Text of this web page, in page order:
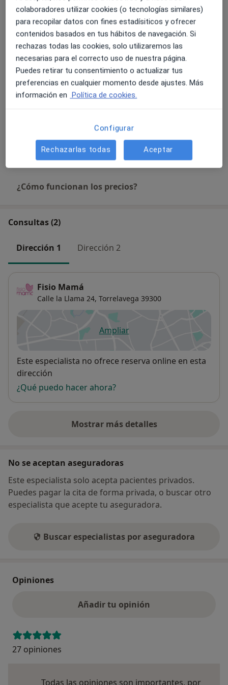
60 € Detalles
Primera visita suelo pélvico y abdomen el postparto
60 € Detalles
40 € Detalles
+ 45 servicios
¿Cómo funcionan los precios?
Consultas (2)
Dirección 1 Dirección 2
Fisio Mamá
Calle la Llama 24, Torrelavega 39300
Ampliarse abre en una nueva
Disponibilidad
Este especialista no ofrece reserva online en esta
dirección
¿Qué puedo hacer ahora?
Mostrar más detalles
sobre la dirección
No se aceptan aseguradoras
Este especialista solo acepta pacientes privados.
Puedes pagar la cita de forma privada, o buscar otro
especialista que acepte tu aseguradora.
Buscar especialistas por aseguradora
Opiniones
Añadir tu opinión
27 opiniones
Todas las opiniones son importantes, por
colaboradores utilizar cookies (o tecnologías similares)
para recopilar datos con fines estadísiticos y ofrecer
contenidos basados en tus hábitos de navegación. Si
rechazas todas las cookies, solo utilizaremos las
necesarias para el correcto uso de nuestra página.
Puedes retirar tu consentimiento o actualizar tus
preferencias en cualquier momento desde ajustes. Más
información en Política de cookies.
Configurar
Rechazarlas todas Aceptar